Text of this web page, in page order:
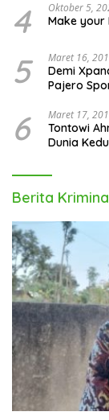
4 Oktober 5,
Make your
5 Maret 16,
Demi
Pajero
6 Maret 17,
Tontowi
Dunia
Berita